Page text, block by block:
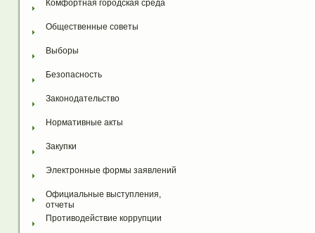
Комфортная городская среда
Общественные советы
Выборы
Безопасность
Законодательство
Нормативные акты
Закупки
Электронные формы заявлений
Официальные выступления,
отчеты
Противодействие коррупции